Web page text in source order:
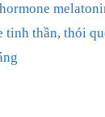
hormone
tinh thần, thói